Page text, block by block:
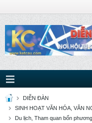
DIỄN ĐÀN
SINH HOẠT VĂN HÓA, VĂN
Du lịch, Tham quan bốn phương